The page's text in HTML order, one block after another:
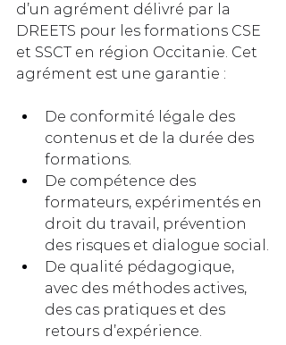
d’un agrément délivré par la
DREETS pour les formations CSE
et SSCT en région Occitanie. Cet
agrément est une garantie :
De conformité légale des
contenus et de la durée des
formations.
De compétence des
formateurs, expérimentés en
droit du travail, prévention
des risques et dialogue social.
De qualité pédagogique,
avec des méthodes actives,
des cas pratiques et des
retours d’expérience.